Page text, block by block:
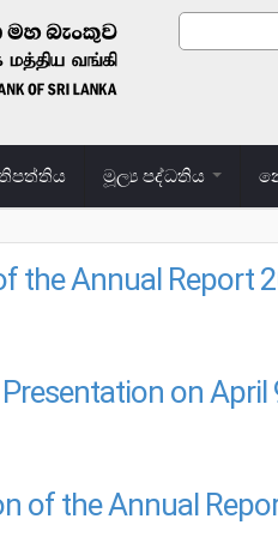
මූල්‍ය පද්ධතිය
the Annual Report
on April
of the Annual